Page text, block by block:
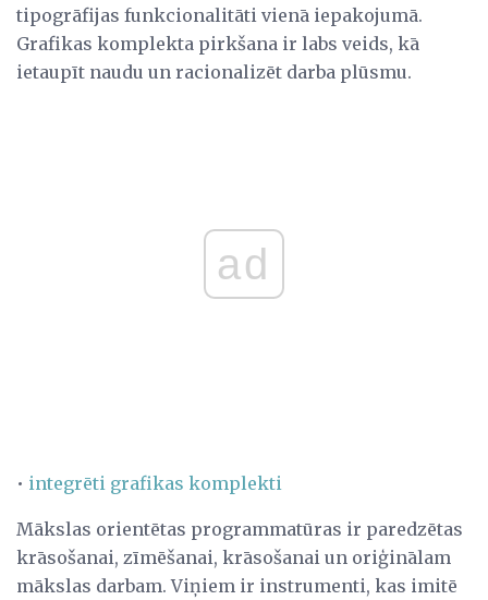
tipogrāfijas funkcionalitāti vienā iepakojumā.
Grafikas komplekta pirkšana ir labs veids, kā
ietaupīt naudu un racionalizēt darba plūsmu.
ad
• integrēti grafikas komplekti
Mākslas orientētas programmatūras ir paredzētas
krāsošanai, zīmēšanai, krāsošanai un oriģinālam
mākslas darbam. Viņiem ir instrumenti, kas imitē